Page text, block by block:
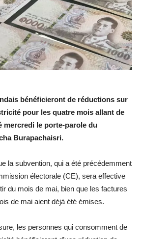
bénéficieront de réductions sur
pour les quatre mois allant de
mercredi le porte-parole du
Burapachaisri.
la subvention, qui a été précédemment
électorale (CE), sera effective
du mois de mai, bien que les factures
de mai aient déjà été émises.
les personnes qui consomment de